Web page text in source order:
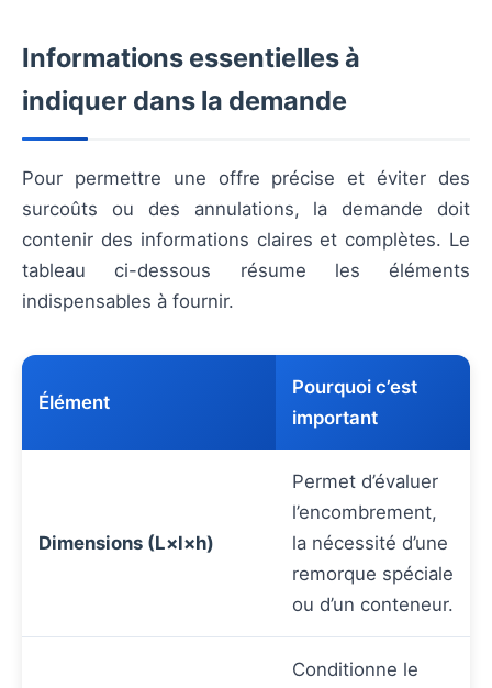
Informations essentielles à
indiquer dans la demande
Pour permettre une offre précise et éviter des
surcoûts ou des annulations, la demande doit
contenir des informations claires et complètes. Le
tableau ci-dessous résume les éléments
indispensables à fournir.
Élément
Pourquoi c’est
important
Dimensions (L×l×h)
Permet d’évaluer
l’encombrement,
la nécessité d’une
remorque spéciale
ou d’un conteneur.
Conditionne le